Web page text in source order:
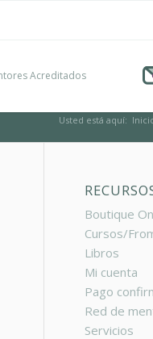
Acreditados
Usted está aquí:
Boutique
Cursos/
Libros
Mi cuenta
Pago
Red de
Servicios